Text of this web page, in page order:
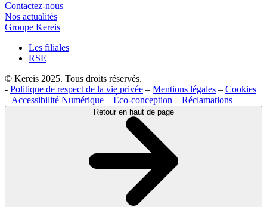
Contactez-nous
Nos actualités
Groupe Kereis
Les filiales
RSE
© Kereis 2025. Tous droits réservés.
- Politique de respect de la vie privée – Mentions légales – Cookies
–Accessibilité Numérique – Éco-conception – Réclamations
Retour en haut de page